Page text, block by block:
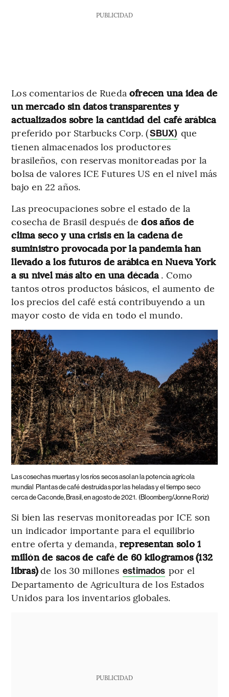
PUBLICIDAD
Los comentarios de Rueda ofrecen una idea de
un mercado sin datos transparentes y
actualizados sobre la cantidad del café arábica
preferido por Starbucks Corp. (SBUX) que
tienen almacenados los productores
brasileños, con reservas monitoreadas por la
bolsa de valores ICE Futures US en el nivel más
bajo en 22 años.
Las preocupaciones sobre el estado de la
cosecha de Brasil después de dos años de
clima seco y una crisis en la cadena de
suministro provocada por la pandemia han
llevado a los futuros de arábica en Nueva York
a su nivel más alto en una década. Como
tantos otros productos básicos, el aumento de
los precios del café está contribuyendo a un
mayor costo de vida en todo el mundo.
Las cosechas muertas y los ríos secos asolan la potencia agrícola
mundial Plantas de café destruidas por las heladas y el tiempo seco
cerca de Caconde, Brasil, en agosto de 2021. (Bloomberg/Jonne Roriz)
Si bien las reservas monitoreadas por ICE son
un indicador importante para el equilibrio
entre oferta y demanda, representan solo 1
millón de sacos de café de 60 kilogramos (132
libras)de los 30 millones estimados por el
Departamento de Agricultura de los Estados
Unidos para los inventarios globales.
PUBLICIDAD